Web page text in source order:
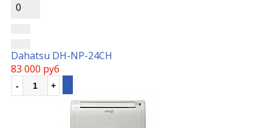
0
Dahatsu DH-NP-24CH
83 000 руб